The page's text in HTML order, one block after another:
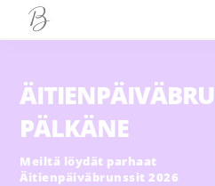
PÄLKÄNE
Meiltä löydät parhaat
Äitienpäiväbrunssit 2026